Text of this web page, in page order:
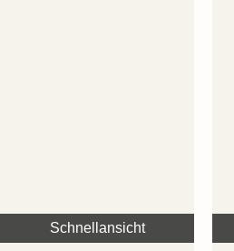
Schnellansicht